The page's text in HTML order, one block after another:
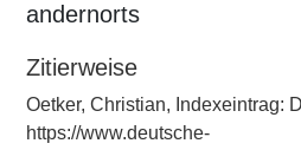
andernorts
Zitierweise
Oetker, Christian, Indexeintrag:
https://www.deutsche-